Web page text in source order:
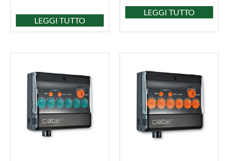
LEGGI TUTTO
LEGGI TUTTO